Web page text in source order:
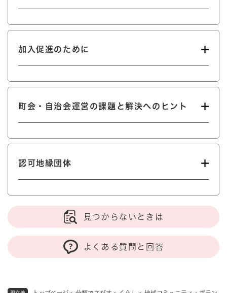
加入促進のために
町会・自治会運営の課題と解決へのヒント
認可地縁団体
見つからないときは
よくある質問と回答